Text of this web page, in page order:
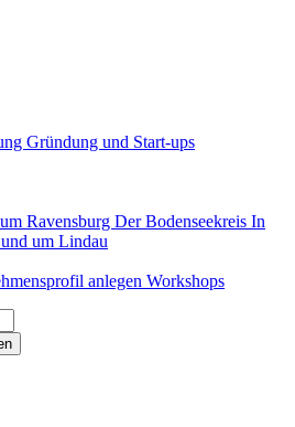
Gründung und Start-ups
Ravensburg Der Bodenseekreis In
um Lindau
anlegen Workshops